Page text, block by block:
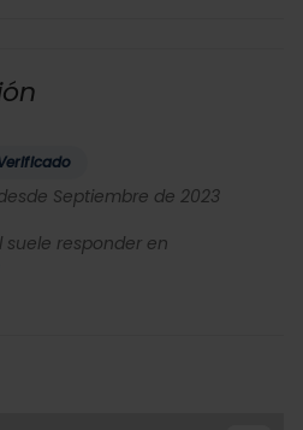
Septiembre de 2023
suele responder en